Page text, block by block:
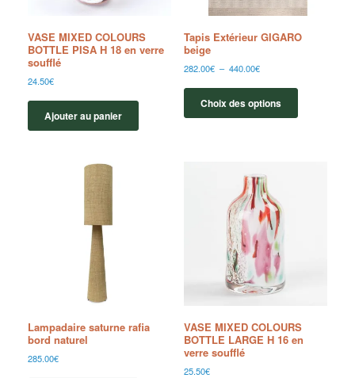
VASE MIXED COLOURS
BOTTLE PISA H 18 en verre
soufflé
24.50€
Ajouter au panier
Tapis Extérieur GIGARO
beige
282.00€ – 440.00€
Choix des options
Lampadaire saturne rafia
bord naturel
285.00€
VASE MIXED COLOURS
BOTTLE LARGE H 16 en
verre soufflé
25.50€